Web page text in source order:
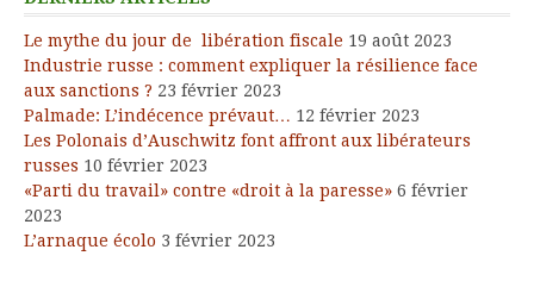
Le mythe du jour de libération fiscale 19 août 2023
Industrie russe : comment expliquer la résilience face
aux sanctions ? 23 février 2023
Palmade: L’indécence prévaut… 12 février 2023
Les Polonais d’Auschwitz font affront aux libérateurs
russes 10 février 2023
«Parti du travail» contre «droit à la paresse» 6 février
2023
L’arnaque écolo 3 février 2023